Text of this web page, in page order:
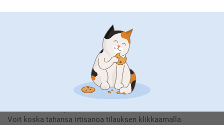
Tilaamalla uutiskirjeemme saat tietoa tuotteistamme ja
erikoistarjouksistamme, ja hyväksyt näin
Voit koska tahansa irtisanoa tilauksen klikkaamalla